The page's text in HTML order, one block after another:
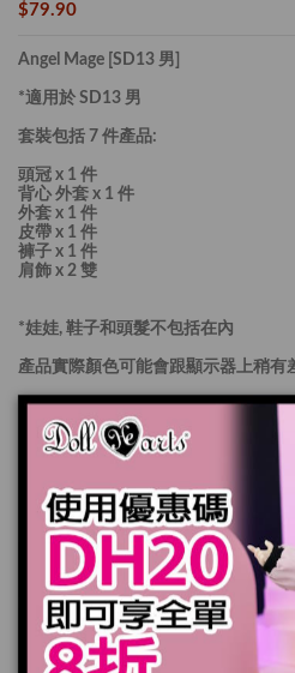
$79.90
Angel Mage [SD13 男]
*適用於 SD13 男
套裝包括 7 件產品:
頭冠 x 1 件
背心 外套 x 1 件
外套 x 1 件
皮帶 x 1 件
褲子 x 1 件
肩飾 x 2 雙
*娃娃, 鞋子和頭髮不包括在內
產品實際顏色可能會跟顯示器上稍有
7-14天個工作天送出
加入購